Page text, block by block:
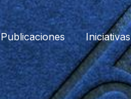
Publicaciones Iniciativas